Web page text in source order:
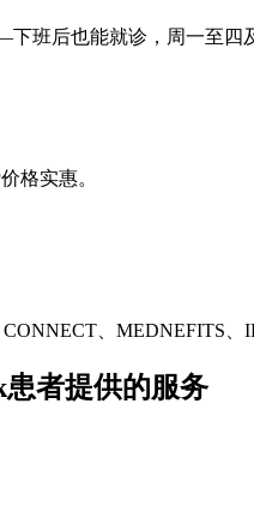
下班后也能就诊，周一至四
格实惠。
、MEDNEFITS、
患者提供的服务